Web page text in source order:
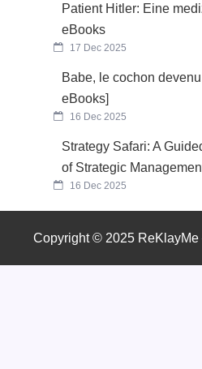
Patient Hitler: Eine
eBooks
17 Dec 2025
Babe, le cochon
eBooks]
16 Dec 2025
Strategy Safari: A
of Strategic
16 Dec 2025
Copyright © 2025 ReKlayMe